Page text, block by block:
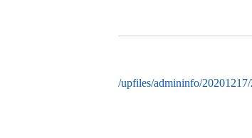
/upfiles/admininfo/